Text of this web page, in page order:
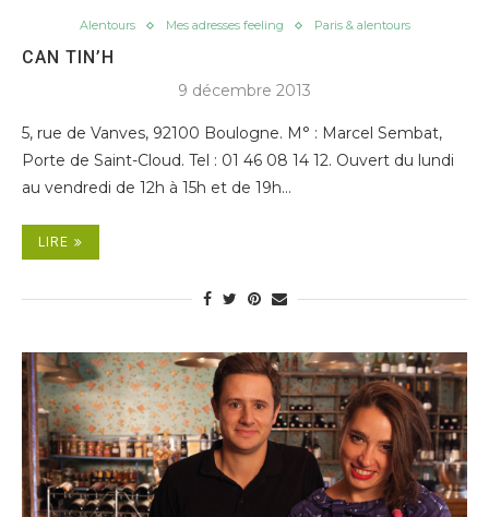
Alentours Mes adresses feeling Paris & alentours
CAN TIN’H
9 décembre 2013
5, rue de Vanves, 92100 Boulogne. M° : Marcel Sembat,
Porte de Saint-Cloud. Tel : 01 46 08 14 12. Ouvert du lundi
au vendredi de 12h à 15h et de 19h…
LIRE